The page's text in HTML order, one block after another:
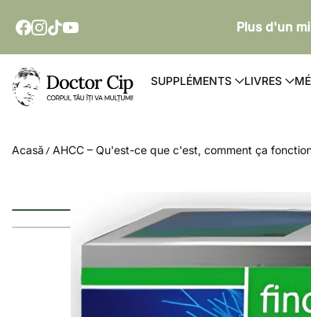
PASSER AU CONTENU Plus d'un
SUPPLÉMENTS LIVRES
Doctor Cip - Corpul tău îți va mulțumi!
Acasă AHCC – Qu'est-ce que c'est, comment ça